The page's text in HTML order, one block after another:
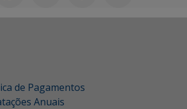
de Pagamentos
Anuais